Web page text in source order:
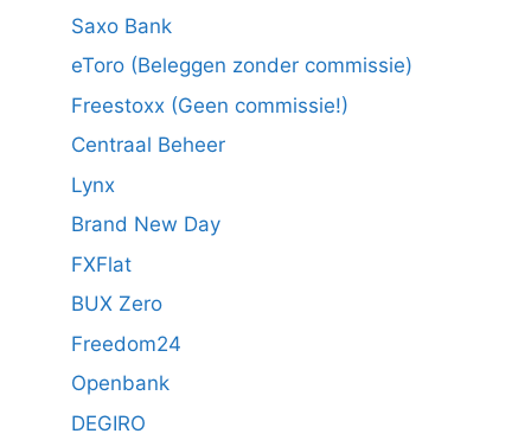
Saxo Bank
eToro (Beleggen zonder commissie)
Freestoxx (Geen commissie!)
Centraal Beheer
Lynx
Brand New Day
FXFlat
BUX Zero
Freedom24
Openbank
DEGIRO